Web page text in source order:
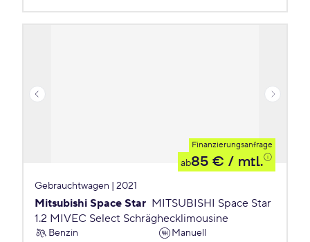
Finanzierungsanfrage
ab85 € / mtl.
Gebrauchtwagen | 2021
Mitsubishi Space Star MITSUBISHI Space Star
1.2 MIVEC Select Schräghecklimousine
Benzin
Manuell